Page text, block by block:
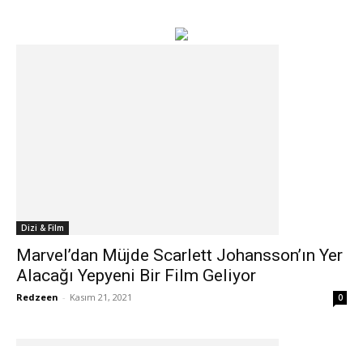
Dizi & Film
Marvel’dan Müjde Scarlett Johansson’ın Yer
Alacağı Yepyeni Bir Film Geliyor
Redzeen - Kasım 21, 2021 0